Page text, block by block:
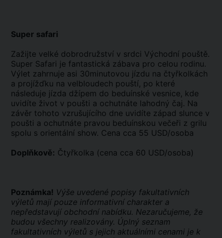
Super safari
Zažijte velké dobrodružství v srdci Východní pouště.
Super Safari je fantastická zábava pro celou rodinu.
Výlet zahrnuje asi 30minutovou jízdu na čtyřkolkách
a projížďku na velbloudech pouští, po které
následuje jízda džípem do beduínské vesnice, kde
uvidíte život v poušti a ochutnáte lahodný čaj. Na
závěr tohoto vzrušujícího dne uvidíte západ slunce v
poušti a ochutnáte pravou beduínskou večeři z grilu
spolu s orientální show. Cena cca 55 USD/osoba
Doplňkově: Čtyřkolka (cena cca 60 USD/osoba)
Poznámka! Výše uvedené popisy fakultativních
výletů mají pouze informativní charakter a
nepředstavují obchodní nabídku. Nezaručujeme, že
budou všechny realizovány. Úplný seznam
fakultativních výletů s jejich aktuálními cenami je k